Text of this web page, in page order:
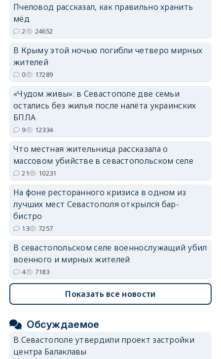
erid: 2SDnjdvhGXG
Пчеловод рассказал, как правильно хранить
мёд
2 24652
В Крыму этой ночью погибли четверо мирных
жителей
0 17289
«Чудом живы»: в Севастополе две семьи
остались без жилья после налёта украинских
БПЛА
9 12334
Что местная жительница рассказала о
массовом убийстве в севастопольском селе
21 10231
На фоне ресторанного кризиса в одном из
лучших мест Севастополя открылся бар-
бистро
13 7257
В севастопольском селе военнослужащий убил
военного и мирных жителей
4 7183
Показать все новости
Обсуждаемое
В Севастополе утвердили проект застройки
центра Балаклавы